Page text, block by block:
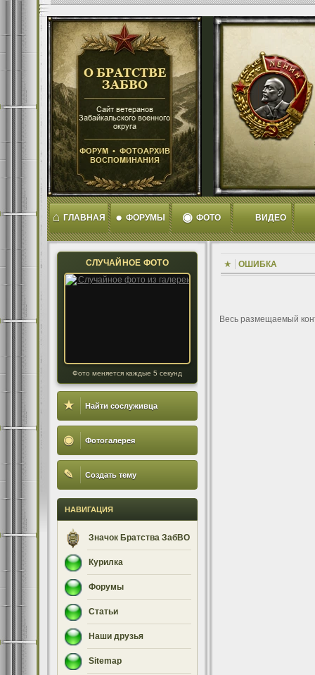
⌂ ГЛАВНАЯ ● ФОРУМЫ ◉ ФОТО ВИДЕО
СЛУЧАЙНОЕ ФОТО
Фото меняется каждые 5 секунд
★ Найти сослуживца
◉ Фотогалерея
✎ Создать тему
НАВИГАЦИЯ
Значок Братства ЗабВО
Курилка
Форумы
Статьи
Наши друзья
Sitemap
ОШИБКА
Весь размещаемый